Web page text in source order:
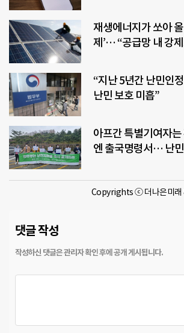
재생에너지가 쏘아 올
제’… “공급망 내 강
“지난 5년간 난민인
난민 보호 미흡”
아프간 특별기여자
엔 출국명령서… 난
Copyrights ⓒ 더나은미
댓글 작성